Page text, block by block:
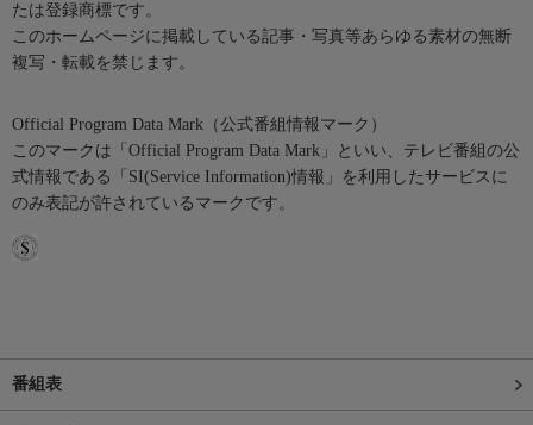
たは登録商標です。
このホームページに掲載している記事・写真等あらゆる素材の無断
複写・転載を禁じます。
Official Program Data Mark（公式番組情報マーク）
このマークは「Official Program Data Mark」といい、テレビ番組の公
式情報である「SI(Service Information)情報」を利用したサービスに
のみ表記が許されているマークです。
番組表